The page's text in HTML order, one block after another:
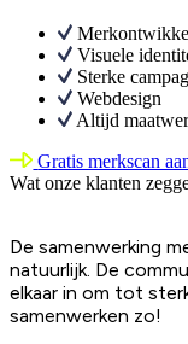
Visuele
Sterke
Webdesign
Altijd
Gratis merkscan
Wat onze klanten
De samenwerking
natuurlijk. De
elkaar in om tot
samenwerken zo!